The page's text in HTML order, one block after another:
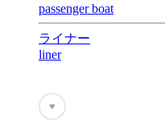
passenger boat
ライナー
liner
♥